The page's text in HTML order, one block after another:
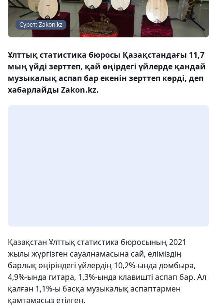
Сурет: Zakon.kz
Ұлттық статистика бюросы Қазақстандағы 11,7
мың үйді зерттеп, қай өңірдегі үйлерде қандай
музыкалық аспап бар екенін зерттеп көрді, деп
хабарлайды Zakon.kz.
Қазақстан Ұлттық статистика бюросының 2021
жылы жүргізген сауалнамасына сай, еліміздің
барлық өңіріндегі үйлердің 10,2%-ында домбыра,
4,9%-ында гитара, 1,3%-ында клавишті аспап бар. Ал
қалған 1,1%-ы басқа музыкалық аспаптармен
қамтамасыз етілген.